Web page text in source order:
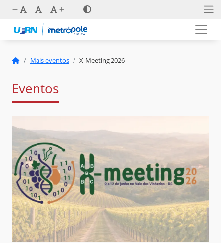
Mais eventos X-Meeting 2026
Eventos